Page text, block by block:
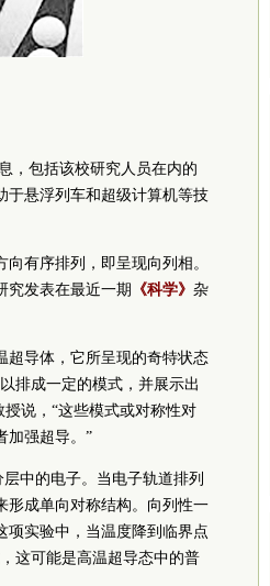
，包括该校研究人员在内的
悬浮列车和超级计算机等技
有序排列，即呈现向列相。
究发表在最近一期
《科学》 杂
超导体，它所呈现的奇特状态
排成一定的模式，并展示出
说，“这些模式或对称性对
加强超导。”
中的电子。当电子轨道排列
形成单向对称结构。向列性一
项实验中，当温度降到临界点
这可能是高温超导态中的普